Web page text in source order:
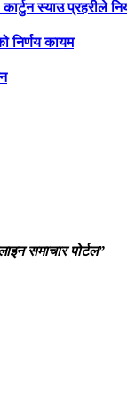
स्याउ प्रहरीले
निर्णय कायम
समाचार पोर्टल”